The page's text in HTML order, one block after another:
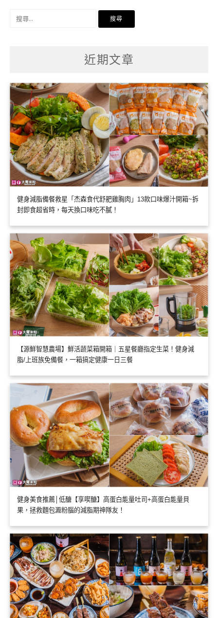
近期文章
健身減脂備餐救星「杰森食代舒肥雞胸肉」13款口味爆汁開箱~拆
封即食超省時，每天換口味吃不膩！
【源鮮智慧農場】鮮活蔬菜箱開箱｜五星餐廳指定生菜！健身減
脂/上班族免備餐，一箱搞定健康一日三餐
健身美食推薦│低醣【享喫醣】高蛋白能量吐司+高蛋白能量貝
果，拯救麵包澱粉腦的減脂期神隊友！